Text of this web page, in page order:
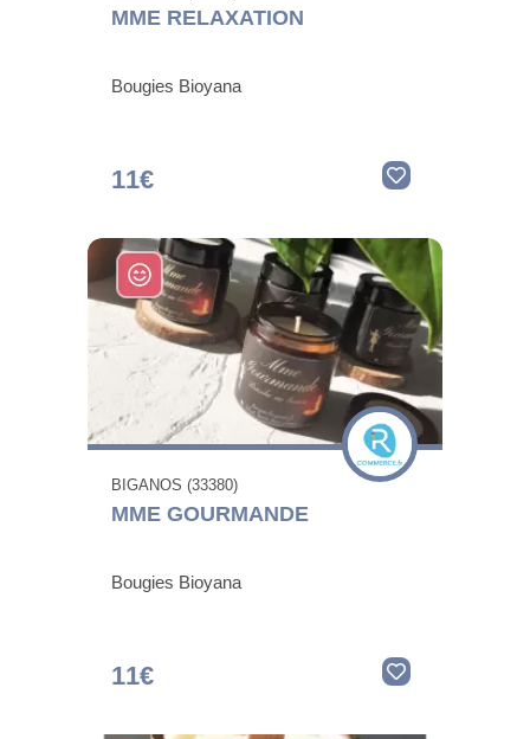
MME RELAXATION
Bougies Bioyana
11€
BIGANOS (33380)
MME GOURMANDE
Bougies Bioyana
11€